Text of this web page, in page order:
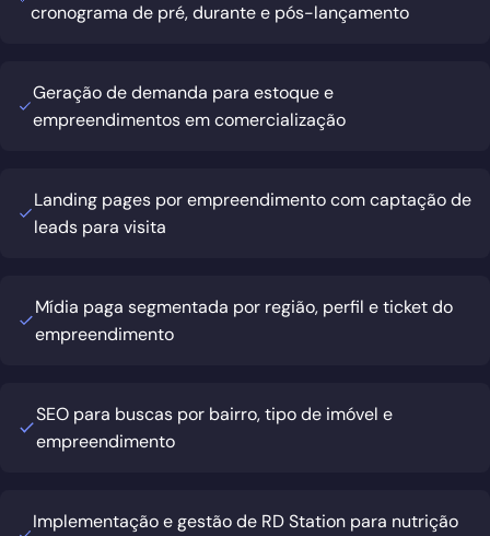
cronograma de pré, durante e pós-lançamento
Geração de demanda para estoque e
empreendimentos em comercialização
Landing pages por empreendimento com captação de
leads para visita
Mídia paga segmentada por região, perfil e ticket do
empreendimento
SEO para buscas por bairro, tipo de imóvel e
empreendimento
Implementação e gestão de RD Station para nutrição